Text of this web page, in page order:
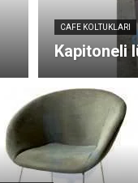
CAFE KOLTUKLARI
Kapitoneli